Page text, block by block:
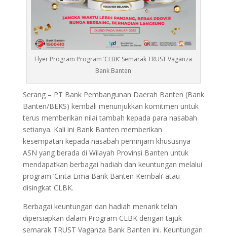
Flyer Program Program ‘CLBK’ Semarak TRUST Vaganza
Bank Banten
Serang – PT Bank Pembangunan Daerah Banten (Bank
Banten/BEKS) kembali menunjukkan komitmen untuk
terus memberikan nilai tambah kepada para nasabah
setianya. Kali ini Bank Banten memberikan
kesempatan kepada nasabah peminjam khususnya
ASN yang berada di Wilayah Provinsi Banten untuk
mendapatkan berbagai hadiah dan keuntungan melalui
program ‘Cinta Lima Bank Banten Kembali‘ atau
disingkat CLBK.
Berbagai keuntungan dan hadiah menarik telah
dipersiapkan dalam Program CLBK dengan tajuk
semarak TRUST Vaganza Bank Banten ini. Keuntungan